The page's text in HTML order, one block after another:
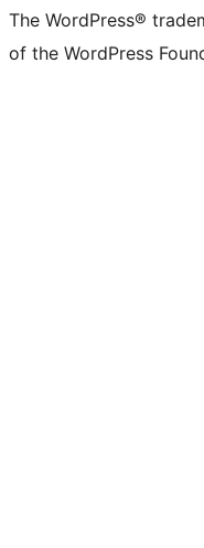
The WordPress®
of the WordPress